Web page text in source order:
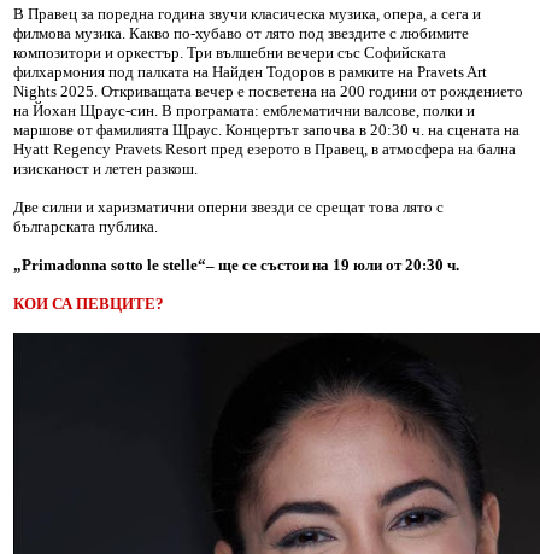
В Правец за поредна година звучи класическа музика, опера, а сега и
филмова музика. Какво по-хубаво от лято под звездите с любимите
композитори и оркестър. Три вълшебни вечери със Софийската
филхармония под палката на Найден Тодоров в рамките на Pravets Art
Nights 2025. Откриващата вечер е посветена на 200 години от рождението
на Йохан Щраус-син. В програмата: емблематични валсове, полки и
маршове от фамилията Щраус. Концертът започва в 20:30 ч. на сцената на
Hyatt Regency Pravets Resort пред езерото в Правец, в атмосфера на бална
изисканост и летен разкош.
Две силни и харизматични оперни звезди се срещат това лято с
българската публика.
„Primadonna sotto le stelle“– ще се състои на 19 юли от 20:30 ч.
КОИ СА ПЕВЦИТЕ?